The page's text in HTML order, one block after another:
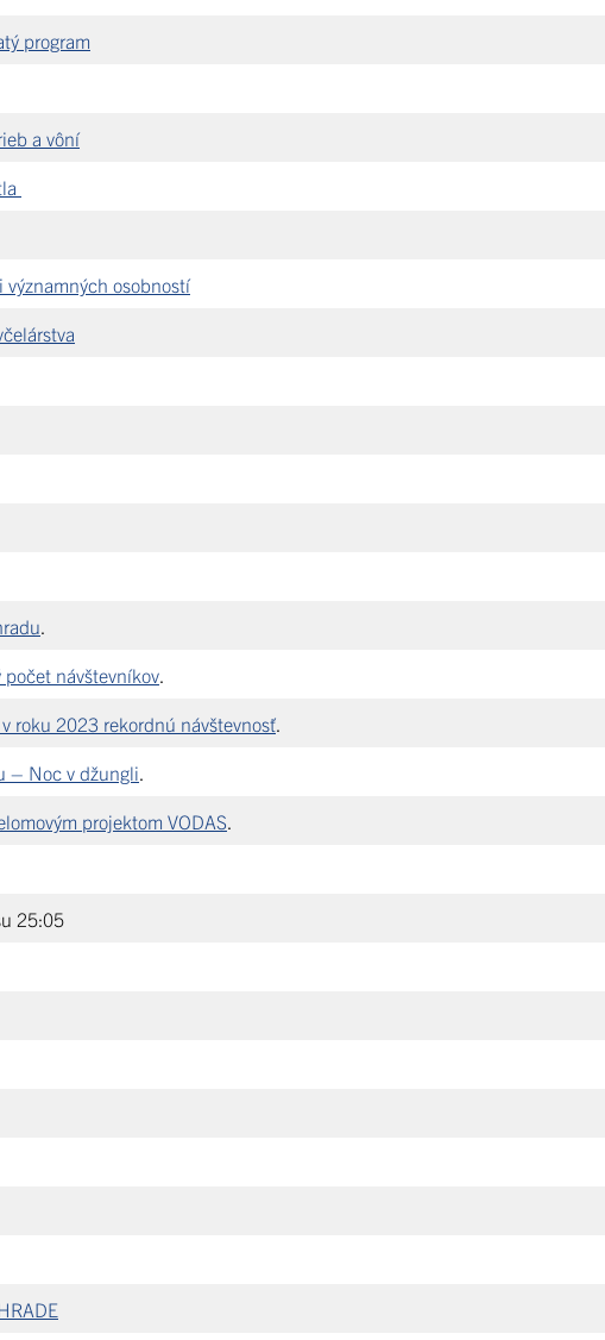
program
a vôní
významných osobností
.
návštevníkov.
roku 2023 rekordnú návštevnosť.
– Noc v džungli.
projektom VODAS.
25:05